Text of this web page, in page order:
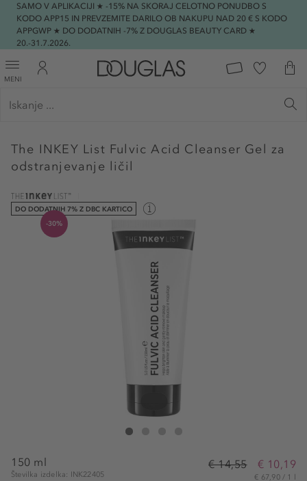
SAMO V APLIKACIJI ★ -15% NA SKORAJ CELOTNO PONUDBO S
KODO APP15 IN PREVZEMITE DARILO OB NAKUPU NAD 20 € S KODO
APPGWP ★ DO DODATNIH -7% Z DOUGLAS BEAUTY CARD ★
20.-31.7.2026.
MENI
The INKEY List Fulvic Acid Cleanser Gel za
odstranjevanje ličil
DO DODATNIH 7% Z DBC KARTICO
-30%
The INKEY List Fulvic Acid Cleanser
150 ml
Številka izdelka: INK22405
€ 14,55 € 10,19
€ 67,90 / 1 l